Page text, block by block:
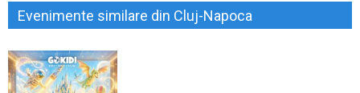
Evenimente similare din Cluj-Napoca